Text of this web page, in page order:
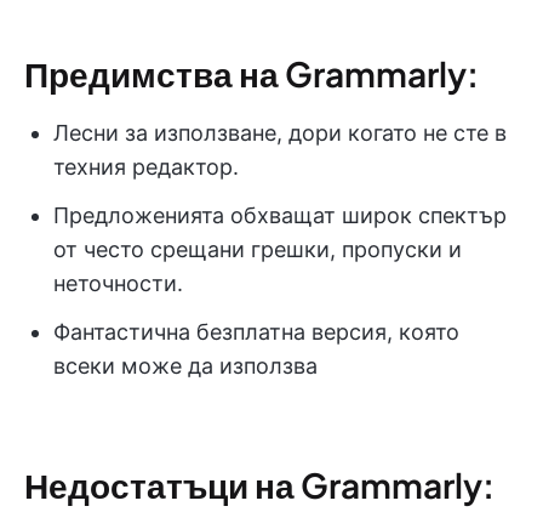
Предимства на Grammarly:
Лесни за използване, дори когато не сте в
техния редактор.
Предложенията обхващат широк спектър
от често срещани грешки, пропуски и
неточности.
Фантастична безплатна версия, която
всеки може да използва
Недостатъци на Grammarly: